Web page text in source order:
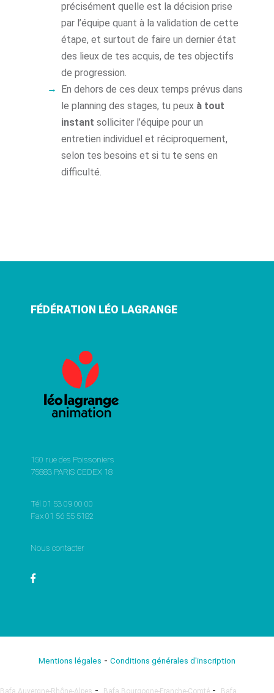
précisément quelle est la décision prise
par l’équipe quant à la validation de cette
étape, et surtout de faire un dernier état
des lieux de tes acquis, de tes objectifs
de progression.
En dehors de ces deux temps prévus dans
le planning des stages, tu peux à tout
instant solliciter l’équipe pour un
entretien individuel et réciproquement,
selon tes besoins et si tu te sens en
difficulté.
FÉDÉRATION LÉO LAGRANGE
150 rue des Poissoniers
75883 PARIS CEDEX 18
Tél 01 53 09 00 00
Fax 01 56 55 5182
Nous contacter
Mentions légales - Conditions générales d'inscription
Bafa Auvergne-Rhône-Alpes - Bafa Bourgogne-Franche-Comté - Bafa